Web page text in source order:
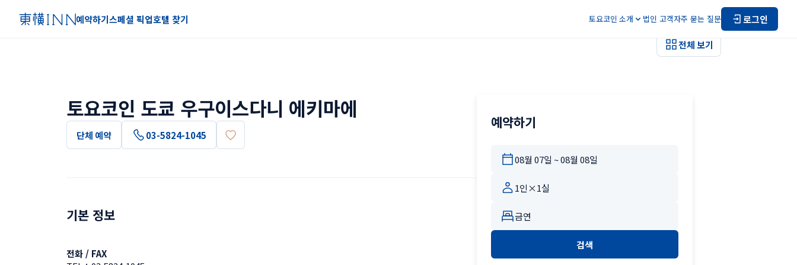
예약하기스페셜 픽업호텔 찾기 토요코인 소개 법인 고객자주 묻는 질문 로그인
전체 보기
토요코인 도쿄 우구이스다니 에키마에
단체 예약 03-5824-1045
기본 정보
전화 / FAX
예약하기
검색